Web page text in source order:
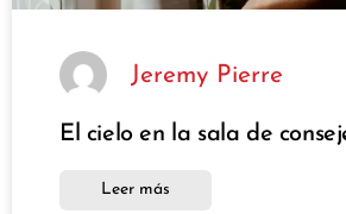
Jeremy Pierre
El cielo en la sala de
Leer más